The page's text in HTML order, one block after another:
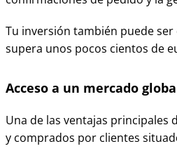
Tu inversión también puede
supera unos pocos cientos de
Acceso a un mercado
Una de las ventajas principales
y comprados por clientes